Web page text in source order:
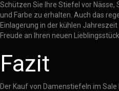
Schützen Sie Ihre Stiefel vor Nässe,
und Farbe zu erhalten. Auch das
Einlagerung in der kühlen
Freude an Ihren neuen
Fazit
Der Kauf von Damenstiefeln im